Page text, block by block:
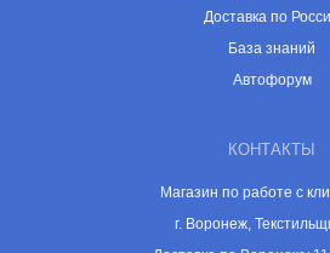
Доставка по
База знаний
Автофорум
КОНТАКТЫ
Магазин по работе с
г. Воронеж,